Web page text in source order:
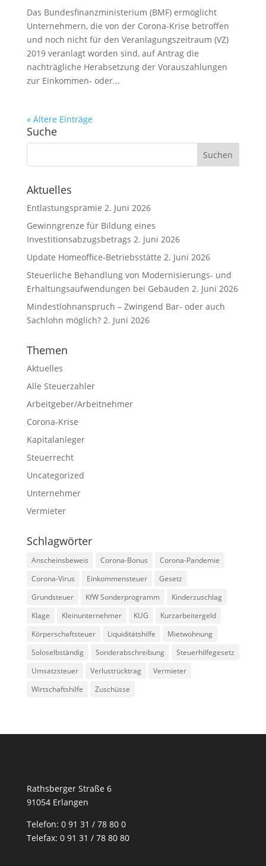
Das Bundesfinanzministerium (BMF) ermöglicht
Unternehmern, die von der Corona-Krise betroffen
und noch nicht für den Veranlagungszeitraum (VZ)
2019 veranlagt worden sind, auf Antrag die
nachträgliche Herabsetzung der Vorauszahlungen
zur Einkommen- oder...
« Ältere Einträge
Suche
Aktuelles
Entlastungsprämie 2. Juni 2026
Gewinngrenze für Bildung eines
Investitionsabzugsbetrags 2. Juni 2026
Update Homeoffice-Betriebsstätte 2. Juni 2026
Steuerliche Behandlung von Modernisierungs- und
Erhaltungsaufwendungen bei Gebäuden 2. Juni 2026
Mindestlohnanspruch – Zwingend Bar- oder auch
Sachlohn möglich? 2. Juni 2026
Themen
Aktuelles
Alle Steuerzahler
Arbeitgeber/Arbeitnehmer
Corona-Krise
Kapitalanleger
Steuerrecht
Uncategorized
Unternehmer
Vermieter
Schlagwörter
Anscheinsbeweis Corona-Bonus
Corona-Pandemie
Corona-Virus
Einkommensteuer
Gesetz
Grundsteuer
KfW Sonderprogramm
Kinderzuschlag
Klage
Kleinunternehmer KUG
Kurzarbeitergeld
Körperschaftsteuer
Liquiditätshilfe
Mietwohnung
Soloselbständig
Sonderabschreibung
Steuerhilfegesetz
Umsatzsteuer
Verlustrücktrag
Vermieter
Wirtschaftshilfe
Zuschüsse
Rathsberger Straße 6
91054 Erlangen
Telefon: 0 91 31 / 78 80 0
Telefax: 0 91 31 / 78 80 80